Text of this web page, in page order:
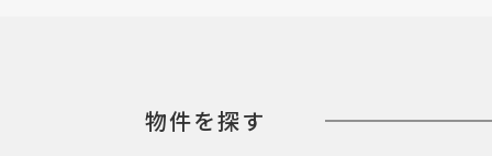
物件を探す